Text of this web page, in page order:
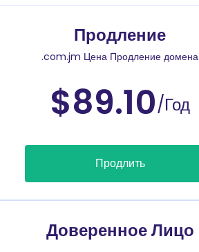
Продление
.com.jm Цена Продление домена
$89.10/Год
Продлить
Доверенное Лицо